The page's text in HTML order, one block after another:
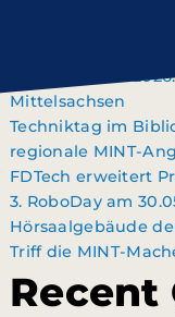
TALENTSHOW
Mittelsachsen
Techniktag im
regionale
FDTech erweitert
3. RoboDay am
Hörsaalgebäude
Triff die MINT-
Recent